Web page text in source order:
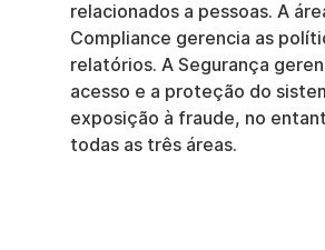
relacionados a pessoas. A
Compliance gerencia as
relatórios. A Segurança
acesso e a proteção do
exposição à fraude, no
todas as três áreas.